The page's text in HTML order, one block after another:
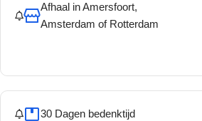
Afhaal in Amersfoort,
Amsterdam of Rotterdam
30 Dagen bedenktijd